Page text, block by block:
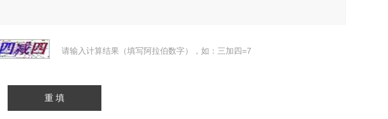
请输入计算结果（填写阿拉伯数字），如：三加四=7